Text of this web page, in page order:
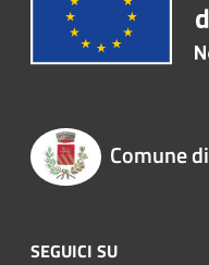
Comune
SEGUICI SU